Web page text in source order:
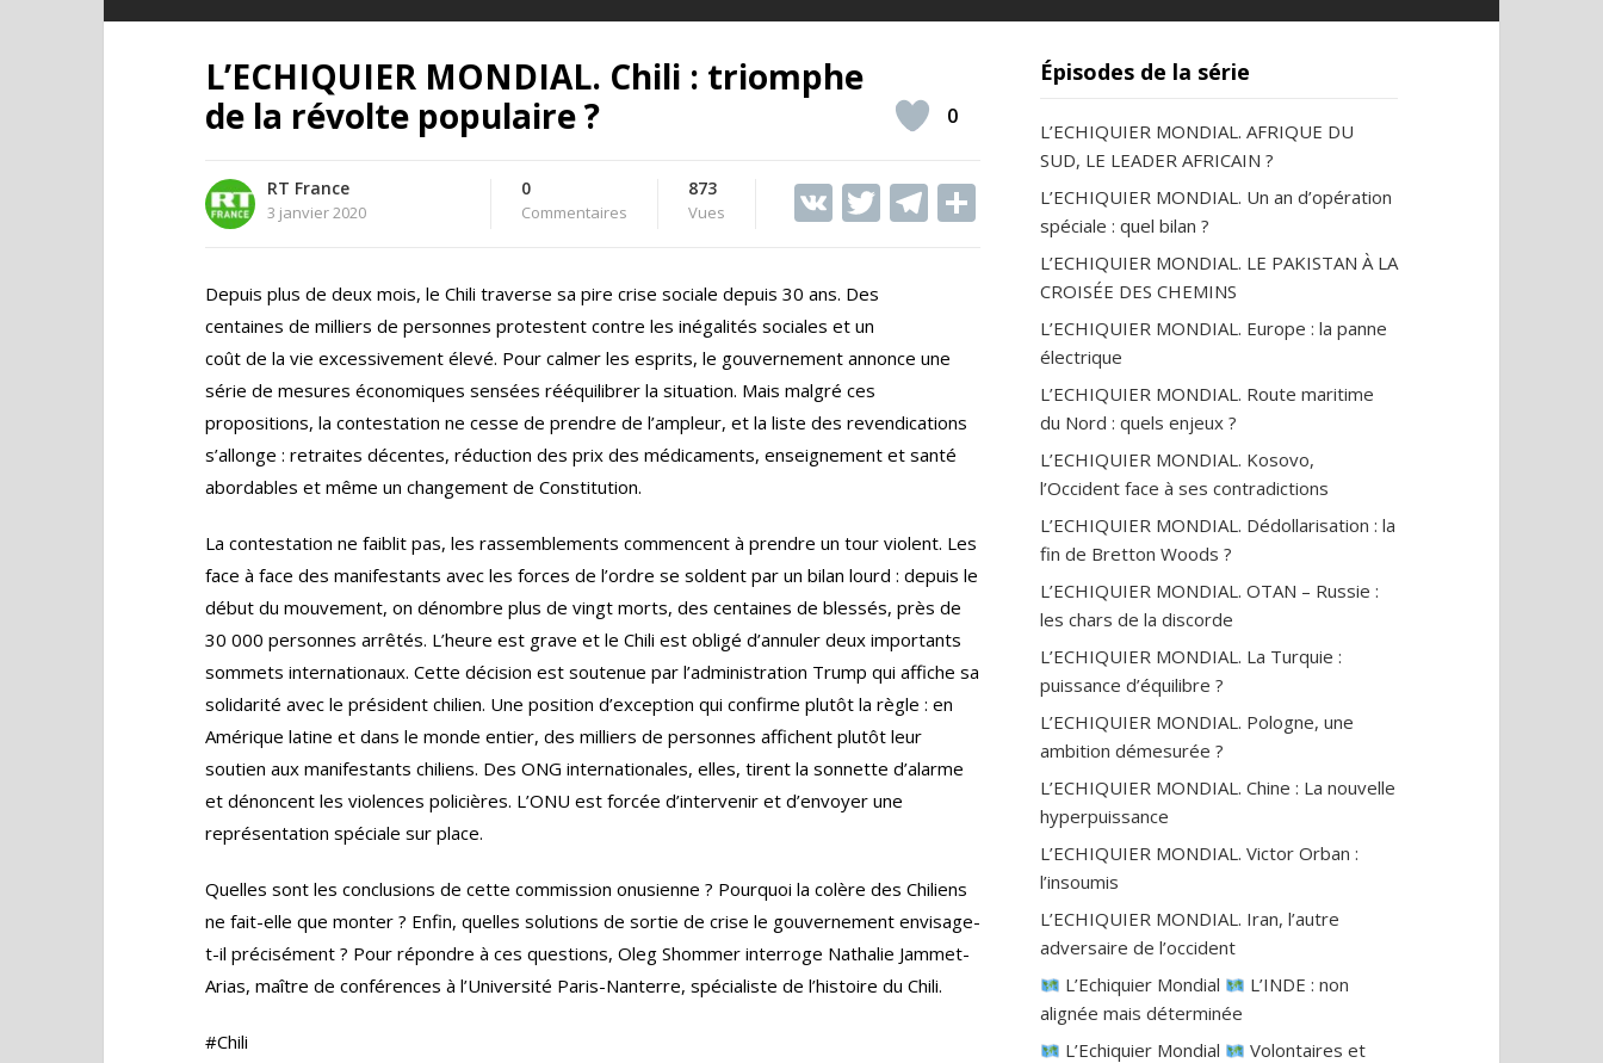
L’ECHIQUIER MONDIAL. Chili : triomphe
de la révolte populaire ?
RT France
3 janvier 2020
0
Commentaires
873
Vues V T T
a
0
Depuis plus de deux mois, le Chili traverse sa pire crise sociale depuis 30 ans. Des
centaines de milliers de personnes protestent contre les inégalités sociales et un
coût de la vie excessivement élevé. Pour calmer les esprits, le gouvernement annonce une
série de mesures économiques sensées rééquilibrer la situation. Mais malgré ces
propositions, la contestation ne cesse de prendre de l’ampleur, et la liste des revendications
s’allonge : retraites décentes, réduction des prix des médicaments, enseignement et santé
abordables et même un changement de Constitution.
La contestation ne faiblit pas, les rassemblements commencent à prendre un tour violent. Les
face à face des manifestants avec les forces de l’ordre se soldent par un bilan lourd : depuis le
début du mouvement, on dénombre plus de vingt morts, des centaines de blessés, près de
30 000 personnes arrêtés. L’heure est grave et le Chili est obligé d’annuler deux importants
sommets internationaux. Cette décision est soutenue par l’administration Trump qui affiche sa
solidarité avec le président chilien. Une position d’exception qui confirme plutôt la règle : en
Amérique latine et dans le monde entier, des milliers de personnes affichent plutôt leur
soutien aux manifestants chiliens. Des ONG internationales, elles, tirent la sonnette d’alarme
et dénoncent les violences policières. L’ONU est forcée d’intervenir et d’envoyer une
représentation spéciale sur place.
Quelles sont les conclusions de cette commission onusienne ? Pourquoi la colère des Chiliens
ne fait-elle que monter ? Enfin, quelles solutions de sortie de crise le gouvernement envisage-
t-il précisément ? Pour répondre à ces questions, Oleg Shommer interroge Nathalie Jammet-
Arias, maître de conférences à l’Université Paris-Nanterre, spécialiste de l’histoire du Chili.
#Chili
Épisodes de la série
L’ECHIQUIER MONDIAL. AFRIQUE DU
SUD, LE LEADER AFRICAIN ?
L’ECHIQUIER MONDIAL. Un an d’opération
spéciale : quel bilan ?
L’ECHIQUIER MONDIAL. LE PAKISTAN À LA
CROISÉE DES CHEMINS
L’ECHIQUIER MONDIAL. Europe : la panne
électrique
L’ECHIQUIER MONDIAL. Route maritime
du Nord : quels enjeux ?
L’ECHIQUIER MONDIAL. Kosovo,
l’Occident face à ses contradictions
L’ECHIQUIER MONDIAL. Dédollarisation : la
fin de Bretton Woods ?
L’ECHIQUIER MONDIAL. OTAN – Russie :
les chars de la discorde
L’ECHIQUIER MONDIAL. La Turquie :
puissance d’équilibre ?
L’ECHIQUIER MONDIAL. Pologne, une
ambition démesurée ?
L’ECHIQUIER MONDIAL. Chine : La nouvelle
hyperpuissance
L’ECHIQUIER MONDIAL. Victor Orban :
l’insoumis
L’ECHIQUIER MONDIAL. Iran, l’autre
adversaire de l’occident
L’Echiquier Mondial
L’INDE : non
alignée mais déterminée
L’Echiquier Mondial
Volontaires et